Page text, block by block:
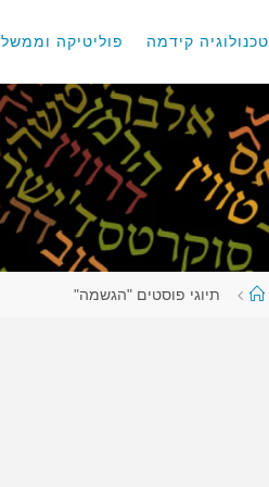
טכנולוגיה קידמה פוליטיקה וממשל
עמודתיוגי פוסטים "הגשמה"